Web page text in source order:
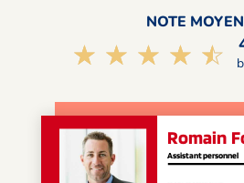
NOTE
☆☆☆☆☆
★★★★★